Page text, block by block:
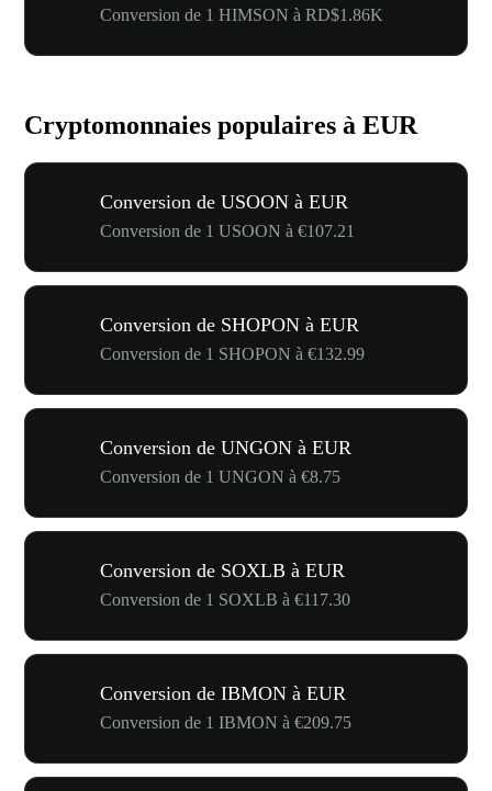
Conversion de 1 HIMSON à RD$1.86K
Cryptomonnaies populaires à EUR
Conversion de USOON à EUR
Conversion de 1 USOON à €107.21
Conversion de SHOPON à EUR
Conversion de 1 SHOPON à €132.99
Conversion de UNGON à EUR
Conversion de 1 UNGON à €8.75
Conversion de SOXLB à EUR
Conversion de 1 SOXLB à €117.30
Conversion de IBMON à EUR
Conversion de 1 IBMON à €209.75